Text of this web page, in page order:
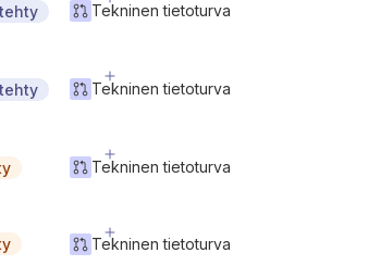
Tekninen tietoturva
Tekninen tietoturva
Tekninen tietoturva
Tekninen tietoturva